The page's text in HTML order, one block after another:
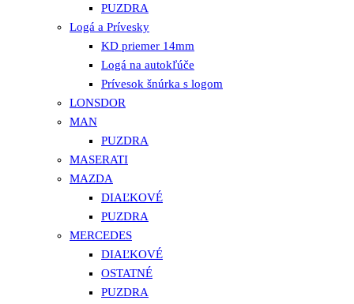
PUZDRA
Logá a Prívesky
KD priemer 14mm
Logá na autokľúče
Prívesok šnúrka s logom
LONSDOR
MAN
PUZDRA
MASERATI
MAZDA
DIAĽKOVÉ
PUZDRA
MERCEDES
DIAĽKOVÉ
OSTATNÉ
PUZDRA